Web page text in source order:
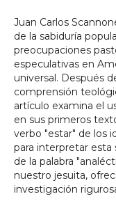
Juan Carlos
de la sabiduría
preocupaciones
especulativas en
universal. Después
comprensión
artículo examina el
en sus primeros
verbo "estar" de los
para interpretar esta
de la palabra
nuestro jesuita,
investigación